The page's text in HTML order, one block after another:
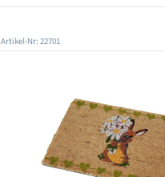
Artikel-Nr: 22701